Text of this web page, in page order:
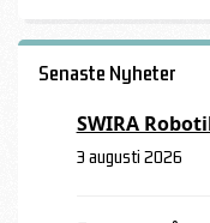
Senaste Nyheter
SWIRA
3 augusti 2026